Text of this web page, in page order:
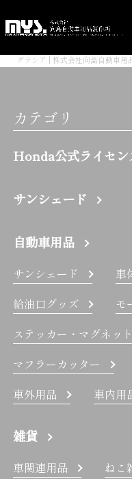
グラシア | 株式会社向島自動車用
カテゴリ
Honda公式ライセン
サンシェード
自動車用品
サンシェード 車
給油口グッズ
モ
ステッカー・マグネット
マフラーカッター
車外用品
車内用
雑貨
車関連用品 ねこ